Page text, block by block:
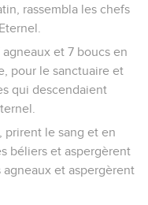
rassembla les chefs
et 7 boucs en
pour le sanctuaire et
qui descendaient
le sang et en
béliers et aspergèrent
et aspergèrent